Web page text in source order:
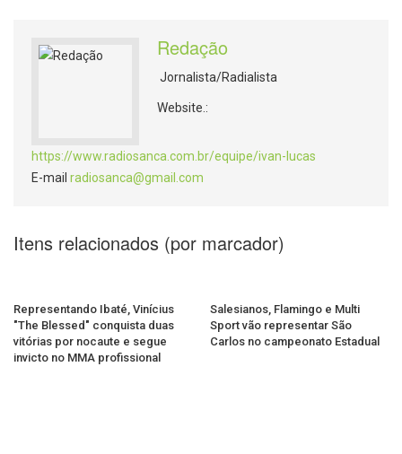
Redação
Jornalista/Radialista
Website.:
https://www.radiosanca.com.br/equipe/ivan-lucas
E-mail radiosanca@gmail.com
Itens relacionados (por marcador)
Representando Ibaté, Vinícius
"The Blessed" conquista duas
vitórias por nocaute e segue
invicto no MMA profissional
Salesianos, Flamingo e Multi
Sport vão representar São
Carlos no campeonato Estadual